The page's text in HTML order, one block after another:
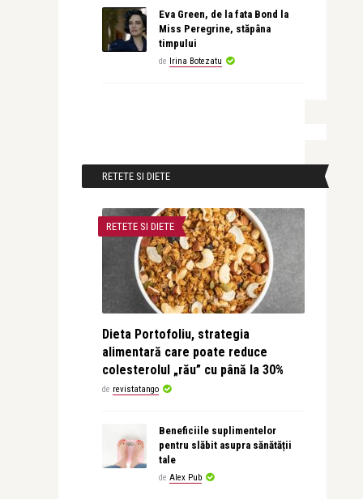
Eva Green, de la fata Bond la
Miss Peregrine, stăpâna
timpului
de Irina Botezatu
RETETE SI DIETE
RETETE SI DIETE
Dieta Portofoliu, strategia
alimentară care poate reduce
colesterolul „rău” cu până la 30%
de revistatango
Beneficiile suplimentelor
pentru slăbit asupra sănătății
tale
de Alex Pub